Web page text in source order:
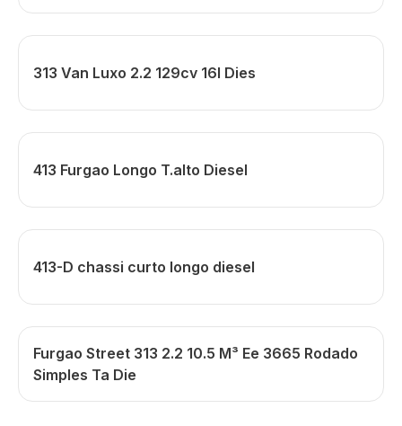
313 Van Luxo 2.2 129cv 16l Dies
413 Furgao Longo T.alto Diesel
413-D chassi curto longo diesel
Furgao Street 313 2.2 10.5 M³ Ee 3665 Rodado
Simples Ta Die